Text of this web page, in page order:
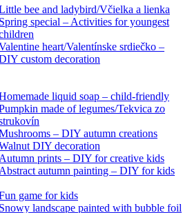
bee and ladybird/Včielka a lienka
Spring special – Activities for youngest
heart/Valentínske srdiečko –
custom decoration
liquid soap – child-friendly
made of legumes/Tekvica zo
– DIY autumn creations
DIY decoration
Autumn prints – DIY for creative kids
Abstract autumn painting – DIY for kids
game for kids
Snowy landscape painted with bubble foil